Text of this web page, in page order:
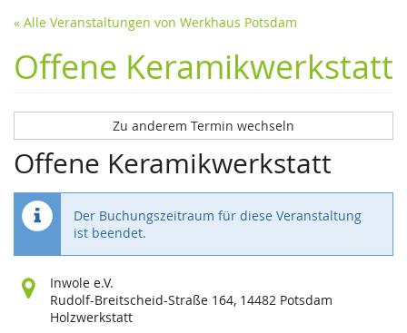
« Alle Veranstaltungen von Werkhaus Potsdam
Offene Keramikwerkstatt
Zu anderem Termin wechseln
Offene Keramikwerkstatt
Der Buchungszeitraum für diese Veranstaltung
ist beendet.
Wo
findet
diese
Inwole e.V.
Rudolf-Breitscheid-Straße 164, 14482 Potsdam
Holzwerkstatt